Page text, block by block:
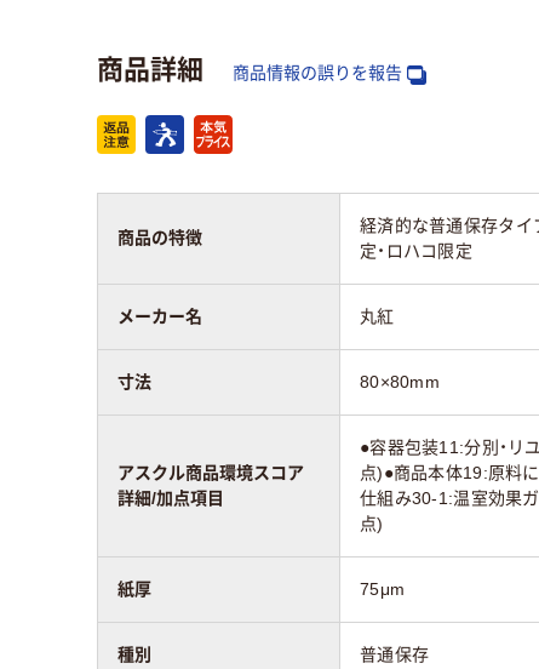
スコア
商品詳細 商品情報の誤りを報告
商品の特徴
経済的な普通保存タイ
定・ロハコ限定
メーカー名 丸紅
寸法 80×80mm
アスクル商品環境スコア
詳細/加点項目
●容器包装11:分別・リ
点)●商品本体19:原料
仕組み30-1:温室効果
点)
紙厚 75μm
種別 普通保存